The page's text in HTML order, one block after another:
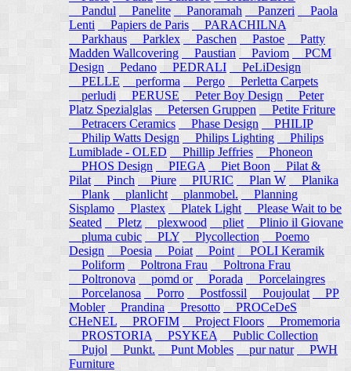
Pandul
Panelite Panoramah Panzeri
Paola
Lenti
Papiers de Paris
PARACHILNA
Parkhaus
Parklex Paschen Pastoe
Patty
Madden Wallcovering
Paustian Paviom
PCM
Design
Pedano PEDRALI
PeLiDesign
PELLE
performa Pergo
Perletta Carpets
perludi
PERUSE Peter Boy Design
Peter
Platz Spezialglas
Petersen Gruppen
Petite Friture
Petracers Ceramics
Phase Design
PHILIP
Philip Watts Design
Philips Lighting
Philips
Lumiblade - OLED
Phillip Jeffries
Phoneon
PHOS Design
PIEGA Piet Boon
Pilat &
Pilat
Pinch Piure PIURIC Plan W
Planika
Plank
planlicht planmobel. Planning
Sisplamo
Plastex Platek Light
Please Wait to be
Seated
Pletz plexwood pliet
Plinio il Giovane
pluma cubic
PLY Plycollection
Poemo
Design
Poesia Poiat Point
POLI Keramik
Poliform
Poltrona Frau
Poltrona Frau
Poltronova
pomd or Porada
Porcelaingres
Porcelanosa
Porro Postfossil Poujoulat
PP
Mobler
Prandina Presotto
PROCeDeS
CHeNEL
PROFIM Project Floors
Promemoria
PROSTORIA
PSYKEA
Public Collection
Pujol
Punkt. Punt Mobles pur natur
PWH
Furniture